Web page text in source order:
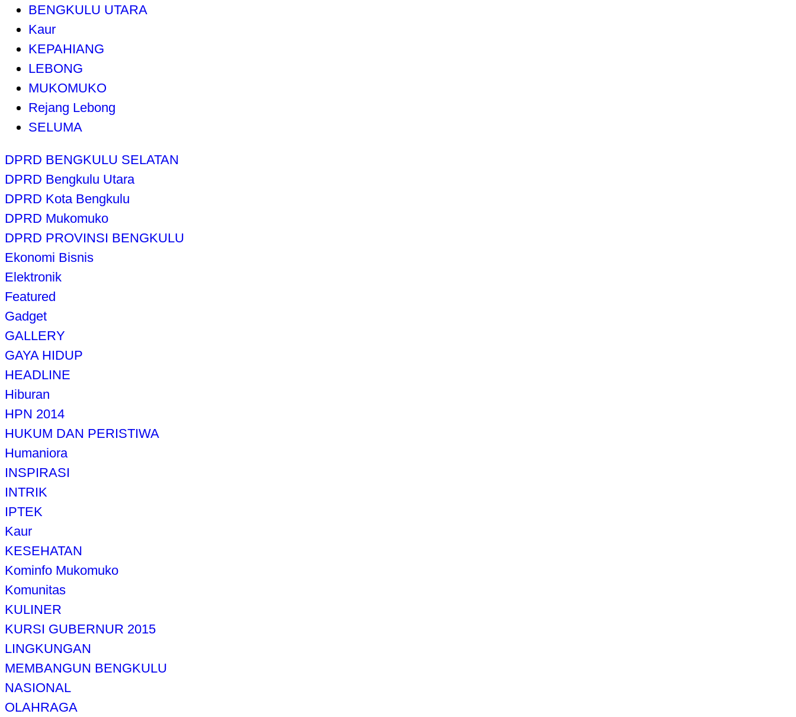
BENGKULU UTARA
Kaur
KEPAHIANG
LEBONG
MUKOMUKO
Rejang Lebong
SELUMA
DPRD BENGKULU SELATAN
DPRD Bengkulu Utara
DPRD Kota Bengkulu
DPRD Mukomuko
DPRD PROVINSI BENGKULU
Ekonomi Bisnis
Elektronik
Featured
Gadget
GALLERY
GAYA HIDUP
HEADLINE
Hiburan
HPN 2014
HUKUM DAN PERISTIWA
Humaniora
INSPIRASI
INTRIK
IPTEK
Kaur
KESEHATAN
Kominfo Mukomuko
Komunitas
KULINER
KURSI GUBERNUR 2015
LINGKUNGAN
MEMBANGUN BENGKULU
NASIONAL
OLAHRAGA